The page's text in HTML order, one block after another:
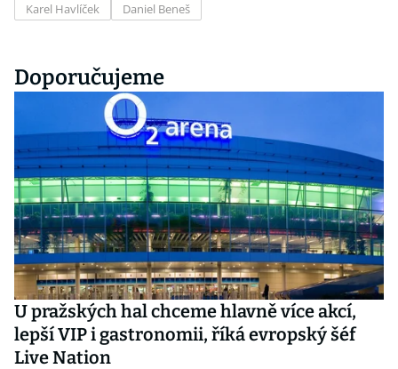
Karel Havlíček
Daniel Beneš
Doporučujeme
U pražských hal chceme hlavně více akcí,
lepší VIP i gastronomii, říká evropský šéf
Live Nation